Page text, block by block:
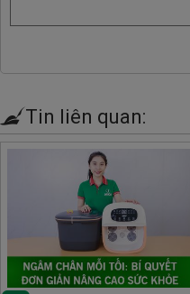
Tin liên quan: